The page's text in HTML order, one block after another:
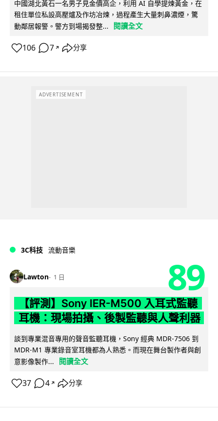
中國湖北黃石一名男子見金價高企，利用 AI 自學提煉黃金，在
租住單位私設高壓爐及作坊冶煉，過程產生大量刺鼻濃煙，驚
動鄰居報警。警方到場揭發整...
閱讀全文
106 7 ↗ 分享
ADVERTISEMENT
3C科技 流動音樂
Lawton 1 日 89
【評測】Sony IER-M500 入耳式監聽
耳機：現場拍攝、後製監聽與人聲利器
談到專業混音專用的聲音監聽耳機，Sony 經典 MDR-7506 到
MDR-M1 專業錄音室耳機都為人熟悉。而現在舞台製作者與創
意影像製作...
閱讀全文
37 4 ↗ 分享